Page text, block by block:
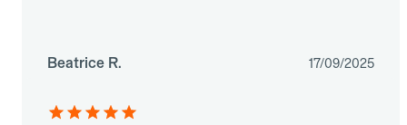
Beatrice R. 17/09/2025